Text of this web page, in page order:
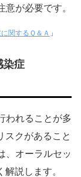
が必要です。
関するＱ＆Ａ 」
染症
われることが多
スクがあること
、オーラルセッ
説します。